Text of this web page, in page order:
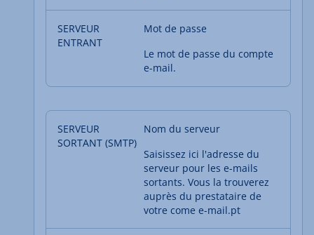
Mot de passe
Le mot de passe du compte
e-mail.
Nom du serveur
Saisissez ici l'adresse du
serveur pour les e-mails
sortants. Vous la trouverez
auprès du prestataire de
votre come e-mail.pt